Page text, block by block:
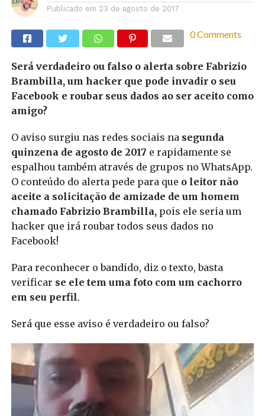
Publicado em 23 de agosto de 2017
0 Comments
Será verdadeiro ou falso o alerta sobre Fabrizio
Brambilla, um hacker que pode invadir o seu
Facebook e roubar seus dados ao ser aceito como
amigo?
O aviso surgiu nas redes sociais na segunda
quinzena de agosto de 2017 e rapidamente se
espalhou também através de grupos no WhatsApp.
O conteúdo do alerta pede para que o leitor não
aceite a solicitação de amizade de um homem
chamado Fabrizio Brambilla,pois ele seria um
hacker que irá roubar todos seus dados no
Facebook!
Para reconhecer o bandido, diz o texto, basta
verificar se ele tem uma foto com um cachorro
em seu perfil.
Será que esse aviso é verdadeiro ou falso?